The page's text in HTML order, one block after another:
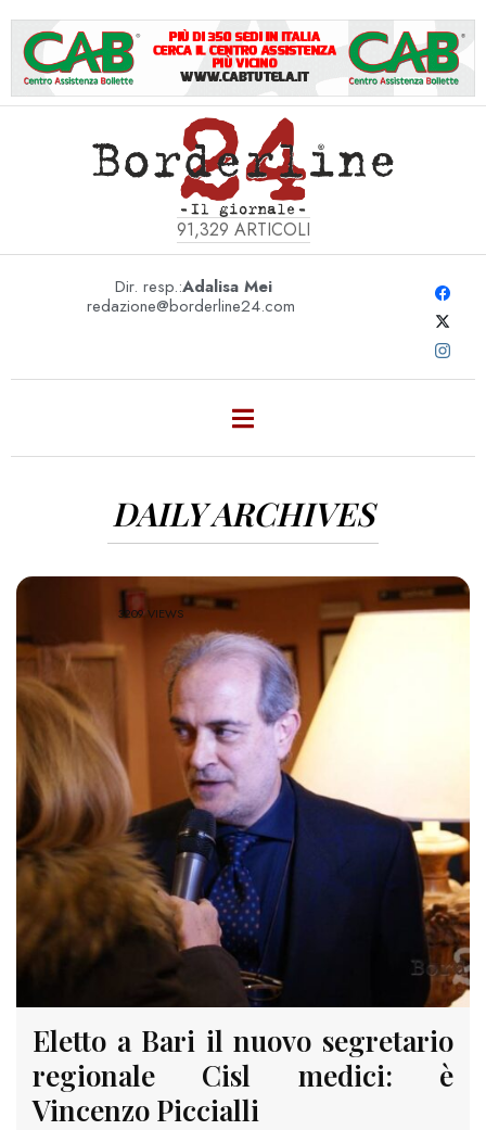
91,329 ARTICOLI
Dir. resp.:Adalisa Mei
redazione@borderline24.com
DAILY ARCHIVES
3209 VIEWS
Eletto a Bari il nuovo segretario
regionale Cisl medici: è
Vincenzo Piccialli